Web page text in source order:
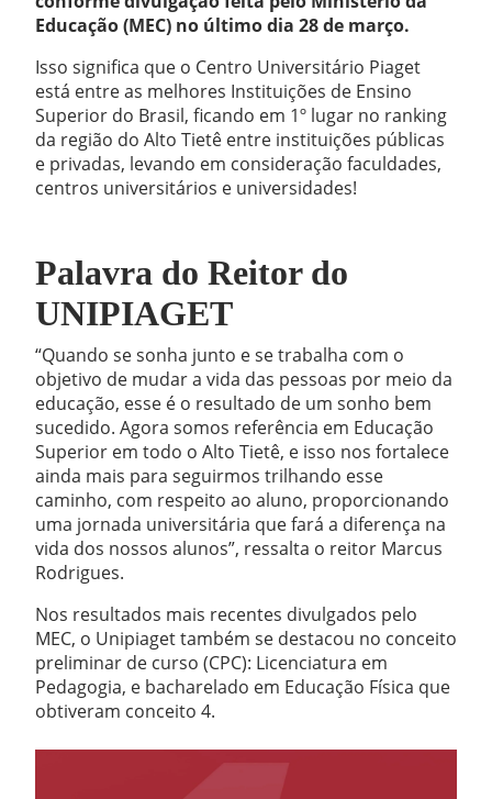
Educação (MEC) no último dia 28 de março.
Isso significa que o Centro Universitário Piaget
está entre as melhores Instituições de Ensino
Superior do Brasil, ficando em 1º lugar no ranking
da região do Alto Tietê entre instituições públicas
e privadas, levando em consideração faculdades,
centros universitários e universidades!
Palavra do Reitor do
UNIPIAGET
“Quando se sonha junto e se trabalha com o
objetivo de mudar a vida das pessoas por meio da
educação, esse é o resultado de um sonho bem
sucedido. Agora somos referência em Educação
Superior em todo o Alto Tietê, e isso nos fortalece
ainda mais para seguirmos trilhando esse
caminho, com respeito ao aluno, proporcionando
uma jornada universitária que fará a diferença na
vida dos nossos alunos”, ressalta o reitor Marcus
Rodrigues.
Nos resultados mais recentes divulgados pelo
MEC, o Unipiaget também se destacou no conceito
preliminar de curso (CPC): Licenciatura em
Pedagogia, e bacharelado em Educação Física que
obtiveram conceito 4.